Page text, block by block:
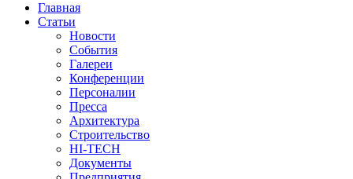
Главная
Статьи
Новости
События
Галереи
Конференции
Персоналии
Пресса
Архитектура
Строительство
HI-TECH
Документы